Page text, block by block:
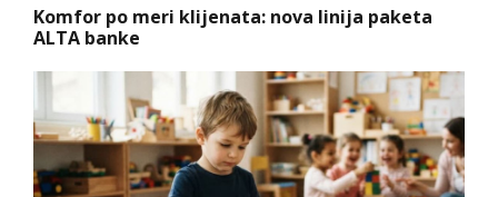
Komfor po meri klijenata: nova linija paketa
ALTA banke